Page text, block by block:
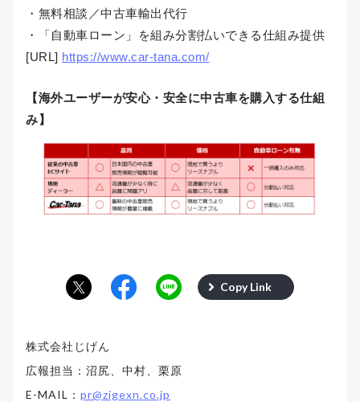
・無料相談／中古車輸出代行
・「自動車ローン」を組み分割払いできる仕組み提供
[URL] https://www.car-tana.com/
【海外ユーザーが安心・安全に中古車を購入する仕組
み】
Copy Link
株式会社じげん
広報担当：沼尻、中村、栗原
E-MAIL： pr@zigexn.co.jp